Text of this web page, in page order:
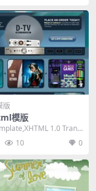
版
模版
1.0 Transi
10 0